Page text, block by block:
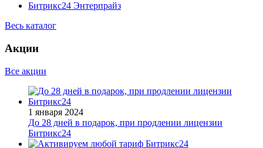
Битрикс24 Энтерпрайз
Весь каталог
Акции
Все акции
1 января 2024
До 28 дней в подарок, при продлении лицензии
Битрикс24